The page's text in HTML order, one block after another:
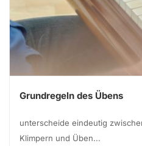
Grundregeln des Übens
unterscheide eindeutig
Klimpern und Üben...